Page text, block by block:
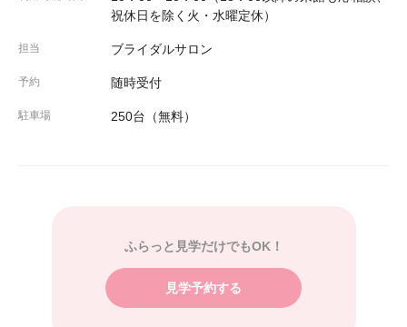
祝休日を除く火・水曜定休）
担当 ブライダルサロン
予約 随時受付
駐車場 250台（無料）
ふらっと見学だけでもOK！
見学予約する